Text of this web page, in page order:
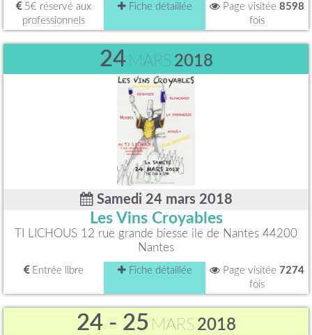
5€ réservé aux
professionnels
Fiche détaillée Page visitée 8598
fois
24 MARS 2018
Samedi 24 mars 2018
Les Vins Croyables
TI LICHOUS 12 rue grande biesse ile de Nantes 44200
Nantes
Entrée libre Fiche détaillée Page visitée 7274
fois
24 - 25 MARS 2018